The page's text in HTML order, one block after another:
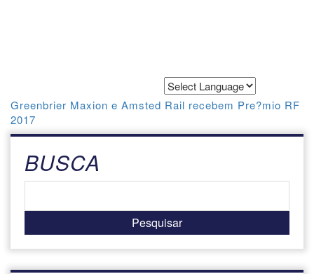
Powered by Translate
Greenbrier Maxion e Amsted Rail recebem Pre?mio RF
2017
BUSCA